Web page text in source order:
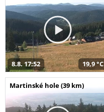
8.8. 17:52 19,9 °C
Martinské hole (39 km)